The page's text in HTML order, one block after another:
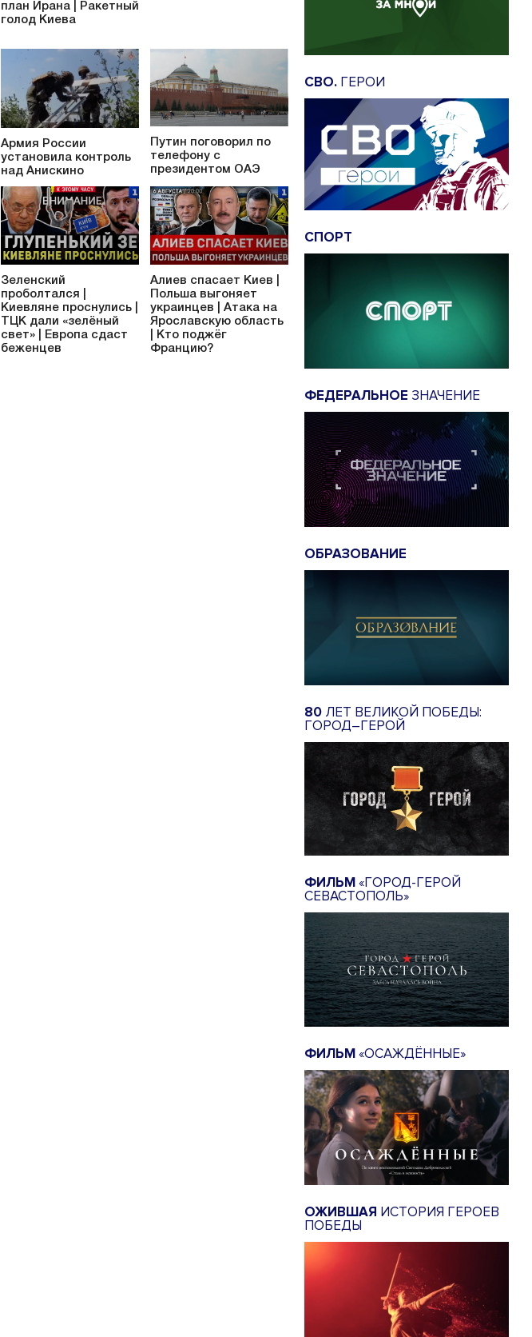
план Ирана | Ракетный
голод Киева
Армия России
установила контроль
над Анискино
Путин поговорил по
телефону с
президентом ОАЭ
Зеленский
проболтался |
Киевляне проснулись |
ТЦК дали «зелёный
свет» | Европа сдаст
беженцев
Алиев спасает Киев |
Польша выгоняет
украинцев | Атака на
Ярославскую область
| Кто поджёг
Францию?
СВО. ГЕРОИ
СПОРТ
ФЕДЕРАЛЬНОЕ ЗНАЧЕНИЕ
ОБРАЗОВАНИЕ
80 ЛЕТ ВЕЛИКОЙ ПОБЕДЫ:
ГОРОД–ГЕРОЙ
ФИЛЬМ«ГОРОД-ГЕРОЙ
СЕВАСТОПОЛЬ»
ФИЛЬМ«ОСАЖДЁННЫЕ»
ОЖИВШАЯ ИСТОРИЯ ГЕРОЕВ
ПОБЕДЫ